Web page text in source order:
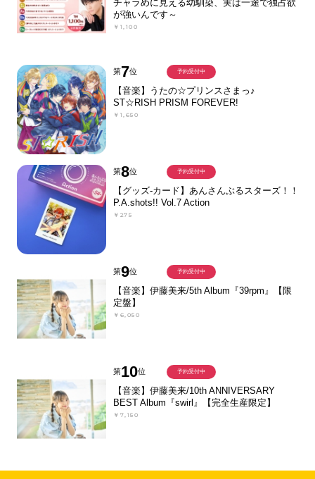
チャラめに見える幼馴染、実は一途で独占欲
が強いんです～
￥1,100
第7位
【音楽】うたの☆プリンスさまっ♪
ST☆RISH PRISM FOREVER!
￥1,650
予約受付中
第8位
【グッズ-カード】あんさんぶるスターズ！！
P.A.shots!! Vol.7 Action
￥275
予約受付中
第9位
【音楽】伊藤美来/5th Album『39rpm』【限
定盤】
￥6,050
予約受付中
第10位
【音楽】伊藤美来/10th ANNIVERSARY
BEST Album『swirl』【完全生産限定】
￥7,150
予約受付中